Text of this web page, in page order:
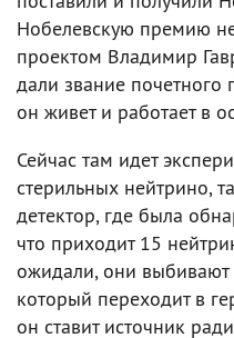
Нобелевскую премию
проектом Владимир
дали звание почетного
он живет и работает в
Сейчас там идет
стерильных нейтрино,
детектор, где была
что приходит 15
ожидали, они выбивают
который переходит в
он ставит источник